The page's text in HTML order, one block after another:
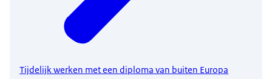
Tijdelijk werken met een diploma van buiten Europa